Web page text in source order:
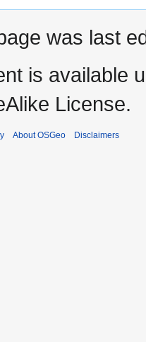
was last
is available
License.
About OSGeo Disclaimers